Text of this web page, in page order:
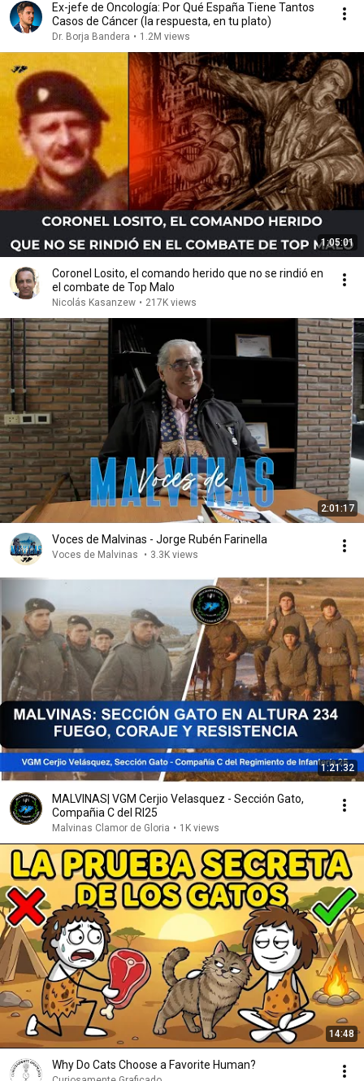
Ex-jefe de Oncología: Por Qué España Tiene Tantos
Casos de Cáncer (la respuesta, en tu plato)
Dr. Borja Bandera • 1.2M views
1:05:01
Coronel Losito, el comando herido que no se rindió en
el combate de Top Malo
Nicolás Kasanzew • 217K views
2:01:17
Voces de Malvinas - Jorge Rubén Farinella
Voces de Malvinas • 3.3K views
1:21:32
MALVINAS| VGM Cerjio Velasquez - Sección Gato,
Compañia C del RI25
Malvinas Clamor de Gloria • 1K views
14:48
Why Do Cats Choose a Favorite Human?